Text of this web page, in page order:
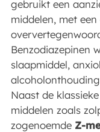
gebruikt een
middelen, met
Benzodiazepinen
slaapmiddel,
Naast de
middelen zoals
zogenoemde Z-